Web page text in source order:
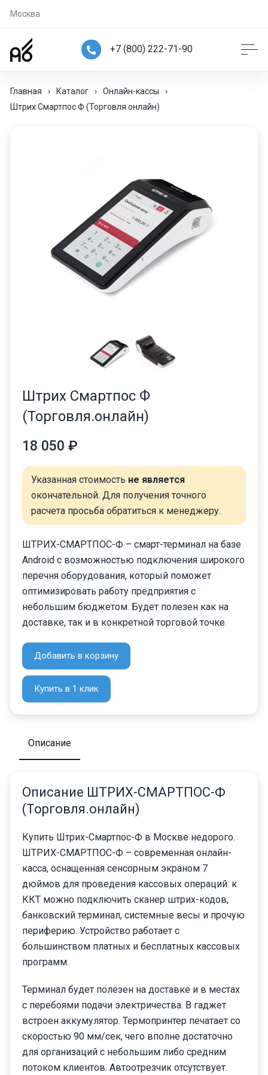
Москва
+7 (800) 222-71-90
Главная › Каталог › Онлайн-кассы
›
Штрих Смартпос Ф (Торговля.онлайн)
Штрих Смартпос Ф
(Торговля.онлайн)
18 050 ₽
Указанная стоимость не является
окончательной. Для получения точного
расчета просьба обратиться к менеджеру.
ШТРИХ-СМАРТПОС-Ф – смарт-терминал на базе
Android с возможностью подключения широкого
перечня оборудования, который поможет
оптимизировать работу предприятия с
небольшим бюджетом. Будет полезен как на
доставке, так и в конкретной торговой точке.
Добавить в корзину
Купить в 1 клик
Описание
Описание ШТРИХ-СМАРТПОС-Ф
(Торговля.онлайн)
Купить Штрих-Смартпос-Ф в Москве недорого.
ШТРИХ-СМАРТПОС-Ф – современная онлайн-
касса, оснащенная сенсорным экраном 7
дюймов для проведения кассовых операций. к
ККТ можно подключить сканер штрих-кодов,
банковский терминал, системные весы и прочую
периферию. Устройство работает с
большинством платных и бесплатных кассовых
программ.
Терминал будет полезен на доставке и в местах
с перебоями подачи электричества. В гаджет
встроен аккумулятор. Термопринтер печатает со
скоростью 90 мм/сек, чего вполне достаточно
для организаций с небольшим либо средним
потоком клиентов. Автоотрезчик отсутствует.